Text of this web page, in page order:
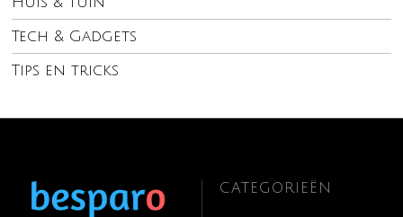
Tech & Gadgets
Tips en tricks
CATEGORIEËN